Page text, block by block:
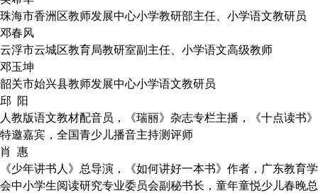
珠海市香洲区教师发展中心小学教研部主任、小学语文教研员
邓春风
云浮市云城区教育局教研室副主任、小学语文高级教师
邓玉坤
韶关市始兴县教师发展中心小学语文教研员
邱 阳
人教版语文教材配音员，《瑞丽》杂志专栏主播，《十点读书》
特邀嘉宾，全国青少儿播音主持测评师
肖 惠
《少年讲书人》总导演，《如何讲好一本书》作者，广东教育学
会中小学生阅读研究专业委员会副秘书长，童年童悦少儿春晚总